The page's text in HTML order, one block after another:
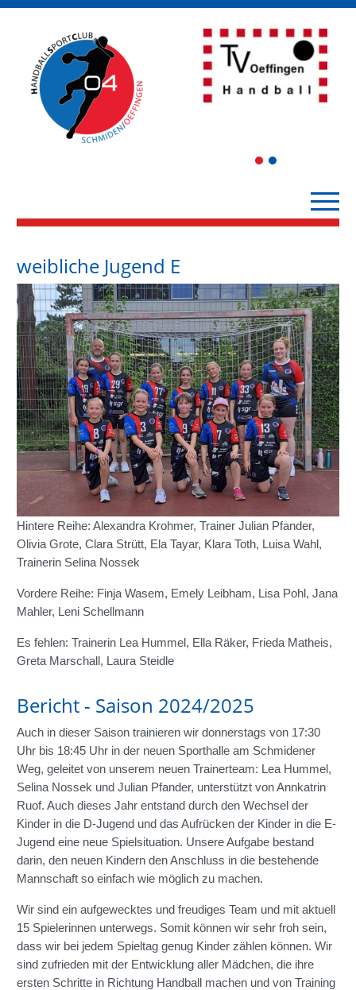
1 2
weibliche Jugend E
Hintere Reihe: Alexandra Krohmer, Trainer Julian Pfander,
Olivia Grote, Clara Strütt, Ela Tayar, Klara Toth, Luisa Wahl,
Trainerin Selina Nossek
Vordere Reihe: Finja Wasem, Emely Leibham, Lisa Pohl, Jana
Mahler, Leni Schellmann
Es fehlen: Trainerin Lea Hummel, Ella Räker, Frieda Matheis,
Greta Marschall, Laura Steidle
Bericht - Saison 2024/2025
Auch in dieser Saison trainieren wir donnerstags von 17:30
Uhr bis 18:45 Uhr in der neuen Sporthalle am Schmidener
Weg, geleitet von unserem neuen Trainerteam: Lea Hummel,
Selina Nossek und Julian Pfander, unterstützt von Annkatrin
Ruof. Auch dieses Jahr entstand durch den Wechsel der
Kinder in die D-Jugend und das Aufrücken der Kinder in die E-
Jugend eine neue Spielsituation. Unsere Aufgabe bestand
darin, den neuen Kindern den Anschluss in die bestehende
Mannschaft so einfach wie möglich zu machen.
Wir sind ein aufgewecktes und freudiges Team und mit aktuell
15 Spielerinnen unterwegs. Somit können wir sehr froh sein,
dass wir bei jedem Spieltag genug Kinder zählen können. Wir
sind zufrieden mit der Entwicklung aller Mädchen, die ihre
ersten Schritte in Richtung Handball machen und von Training